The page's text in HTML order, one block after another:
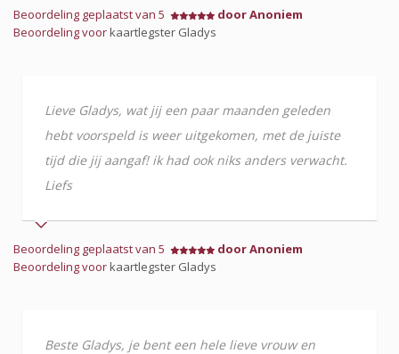
Beoordeling geplaatst van 5
door Anoniem
Beoordeling voorkaartlegster Gladys
Lieve Gladys, wat jij een paar maanden geleden
hebt voorspeld is weer uitgekomen, met de juiste
tijd die jij aangaf! ik had ook niks anders verwacht.
Liefs
Beoordeling geplaatst van 5
door Anoniem
Beoordeling voorkaartlegster Gladys
Beste Gladys, je bent een hele lieve vrouw en